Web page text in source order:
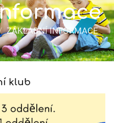
ZÁKLADNÍ INFORMACE
klub